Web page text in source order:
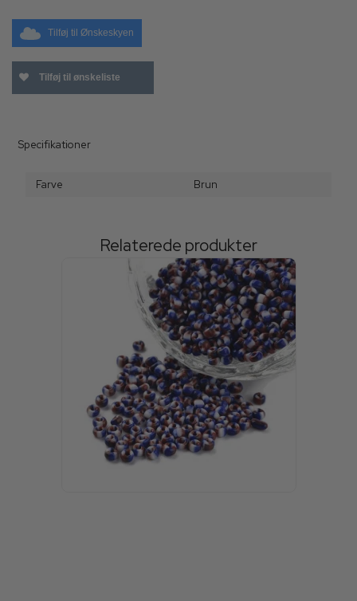
Tilføj til Ønskeskyen
Tilføj til ønskeliste
Specifikationer
Farve Brun
Relaterede produkter